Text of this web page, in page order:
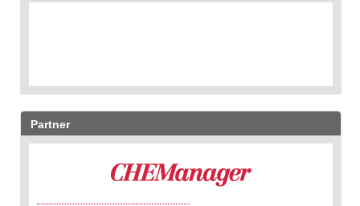
Partner